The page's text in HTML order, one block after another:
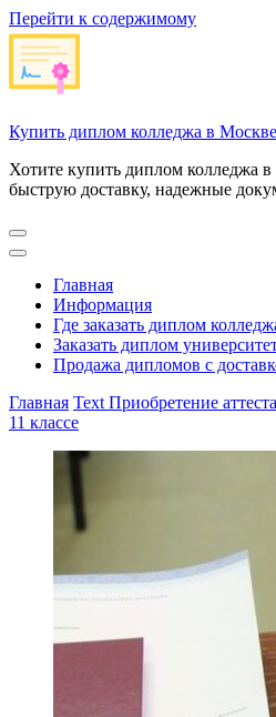
Перейти к содержимому
Купить диплом колледжа в Москве
Хотите купить диплом колледжа
быструю доставку, надежные
Главная
Информация
Где заказать диплом
Заказать диплом
Продажа дипломов с
Главная Text Приобретение
11 классе